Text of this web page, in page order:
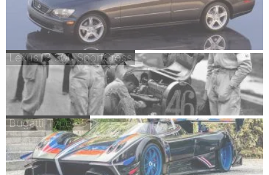
Lexus IS 300 SportCross
Bugatti Type 45